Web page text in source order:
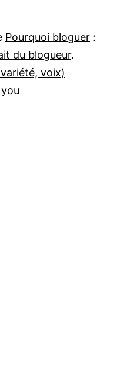
Pourquoi bloguer :
du blogueur.
voix)